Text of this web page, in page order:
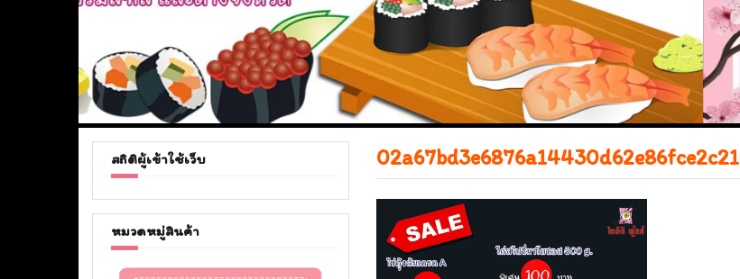
02a67bd3e6876a14430d62e86fce2c21
สถิติผู้เข้าใช้เว็บ
หมวดหมู่สินค้า